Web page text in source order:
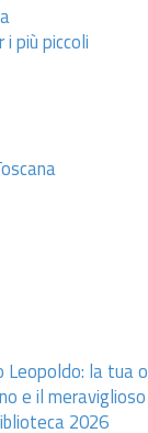
più piccoli
la tua
e il
2026